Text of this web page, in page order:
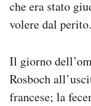
che era stato
volere dal perito.
Il giorno
Rosboch
francese; la